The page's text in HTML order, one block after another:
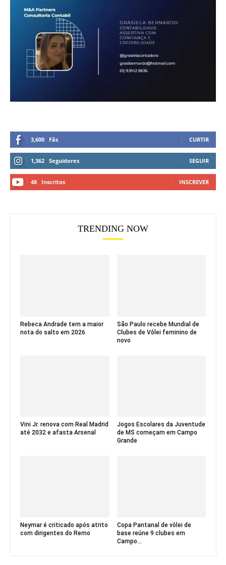
3,600 Fãs CURTIR
1,362 Seguidores SEGUIR
48 Inscritos INSCREVER
TRENDING NOW
Rebeca Andrade tem a maior
nota do salto em 2026
São Paulo recebe Mundial de
Clubes de Vôlei feminino de
novo
Vini Jr. renova com Real Madrid
até 2032 e afasta Arsenal
Jogos Escolares da Juventude
de MS começam em Campo
Grande
Neymar é criticado após atrito
com dirigentes do Remo
Copa Pantanal de vôlei de
base reúne 9 clubes em
Campo...